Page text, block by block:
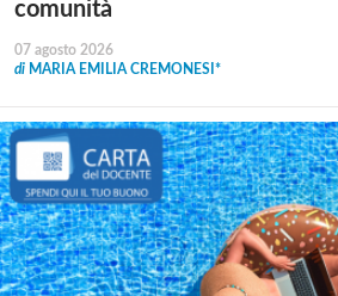
comunità
07 agosto 2026
di MARIA EMILIA CREMONESI*